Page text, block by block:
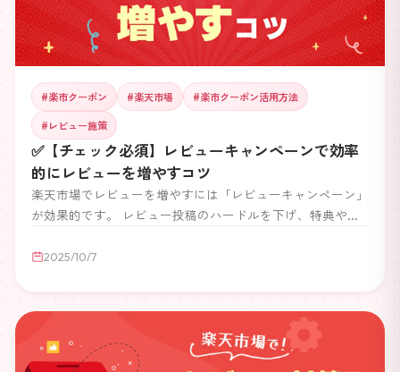
#楽市クーポン #楽天市場 #楽市クーポン活用方法
#レビュー施策
✅【チェック必須】レビューキャンペーンで効率
的にレビューを増やすコツ
楽天市場でレビューを増やすには「レビューキャンペーン」
が効果的です。 レビュー投稿のハードルを下げ、特典やク
す。 さらに、自動化ツールを導入すれば運営負担を減らし
レビューキャンペーンの基本から効率的な導入方法 そし
て弊社ツール 「楽市クーポン」 の活用方法まで解説しま
す。
2025/10/7